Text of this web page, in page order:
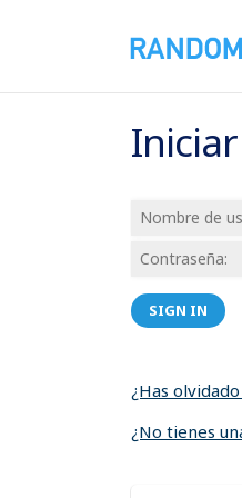
SIGN IN
¿Has
¿No tienes